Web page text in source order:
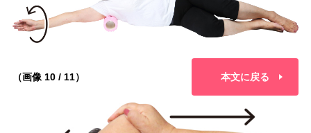
（画像 10 / 11） 本文に戻る